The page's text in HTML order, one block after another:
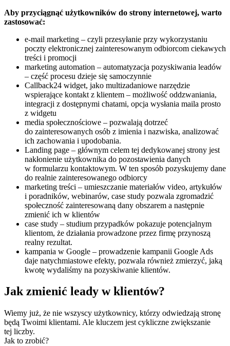
Aby przyciągnąć użytkowników do strony internetowej, warto
zastosować:
e-mail marketing – czyli przesyłanie przy wykorzystaniu
poczty elektronicznej zainteresowanym odbiorcom ciekawych
treści i promocji
marketing automation – automatyzacja pozyskiwania leadów
– część procesu dzieje się samoczynnie
Callback24 widget, jako multizadaniowe narzędzie
wspierające kontakt z klientem – możliwość oddzwaniania,
integracji z dostępnymi chatami, opcja wysłania maila prosto
z widgetu
media społecznościowe – pozwalają dotrzeć
do zainteresowanych osób z imienia i nazwiska, analizować
ich zachowania i upodobania.
Landing page – głównym celem tej dedykowanej strony jest
nakłonienie użytkownika do pozostawienia danych
w formularzu kontaktowym. W ten sposób pozyskujemy dane
do realnie zainteresowanego odbiorcy
marketing treści – umieszczanie materiałów video, artykułów
i poradników, webinarów, case study pozwala zgromadzić
społeczność zainteresowaną dany obszarem a następnie
zmienić ich w klientów
case study – studium przypadków pokazuje potencjalnym
klientom, że działania prowadzone przez firmę przynoszą
realny rezultat.
kampania w Google – prowadzenie kampanii Google Ads
daje natychmiastowe efekty, pozwala również zmierzyć, jaką
kwotę wydaliśmy na pozyskiwanie klientów.
Jak zmienić leady w klientów?
Wiemy już, że nie wszyscy użytkownicy, którzy odwiedzają stronę
będą Twoimi klientami. Ale kluczem jest cykliczne zwiększanie
tej liczby.
Jak to zrobić?